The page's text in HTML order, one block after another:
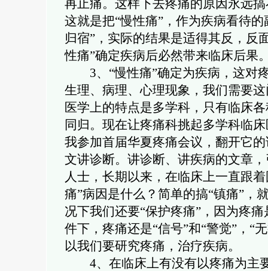
再止痛。这样下去疼痛的原因永远
这就是把“慢性痛”，作为疾病看待
归宿”，实际的结果是适得其反，反
性痛”确定疾病后必然带来临床后果
3、“慢性痛”确定为疾病，这对
生理、病理、心理现象，我们需要
医学上的特点是多学科，只有临床
同归。现在让疼痛科挑起多学科临
我参加首届华夏疼痛会议，翻开它
文讲诊断。讲诊断、讲疾病的文章
人士，长期以来，在临床上一直跟
痛”病因是什么？简单的搞“镇痛”，
况下我们还要“保护疼痛”，因为疼
件下，疼痛还是“信号”和“警觉”，“
以我们要研究疼痛，治疗疾病。
4、在临床上有没有以疼痛为主